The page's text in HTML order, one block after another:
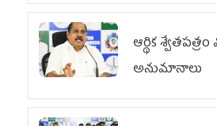
ఆర్థిక
అనుమానాలు